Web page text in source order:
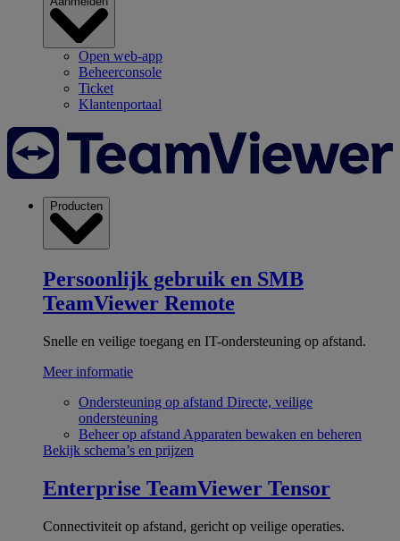
Open web-app
Beheerconsole
Ticket
Klantenportaal
Producten
Persoonlijk gebruik en SMB
TeamViewer Remote
Snelle en veilige toegang en IT-ondersteuning op afstand.
Meer informatie
Ondersteuning op afstand Directe, veilige
ondersteuning
Beheer op afstand Apparaten bewaken en beheren
Bekijk schema’s en prijzen
Enterprise TeamViewer Tensor
Connectiviteit op afstand, gericht op veilige operaties.